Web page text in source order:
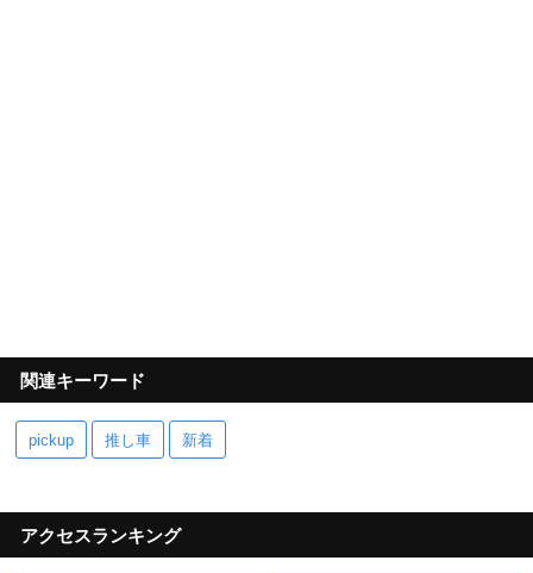
関連キーワード
pickup 推し車 新着
アクセスランキング